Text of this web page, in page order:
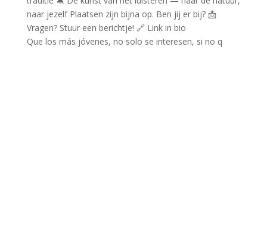
Que los más jóvenes, no solo se interesen, si no q